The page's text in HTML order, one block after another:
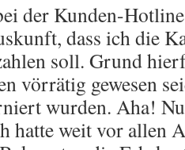
der Kunden-
dass ich die
soll. Grund
vörrätig gewesen
wurden. Aha!
weit vor allen